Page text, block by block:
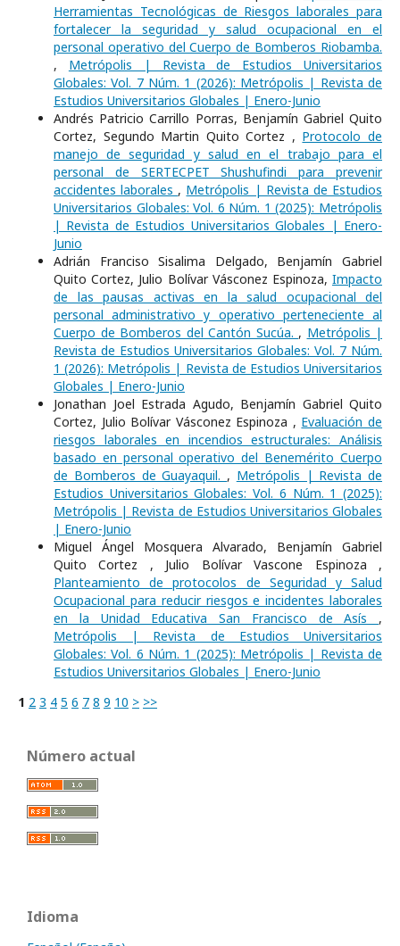
Herramientas Tecnológicas de Riesgos laborales para
fortalecer la seguridad y salud ocupacional en el
personal operativo del Cuerpo de Bomberos Riobamba.
, Metrópolis | Revista de Estudios Universitarios
Globales: Vol. 7 Núm. 1 (2026): Metrópolis | Revista de
Estudios Universitarios Globales | Enero-Junio
Andrés Patricio Carrillo Porras, Benjamín Gabriel Quito
Cortez, Segundo Martin Quito Cortez , Protocolo de
manejo de seguridad y salud en el trabajo para el
personal de SERTECPET Shushufindi para prevenir
accidentes laborales , Metrópolis | Revista de Estudios
Universitarios Globales: Vol. 6 Núm. 1 (2025): Metrópolis
| Revista de Estudios Universitarios Globales | Enero-
Junio
Adrián Franciso Sisalima Delgado, Benjamín Gabriel
Quito Cortez, Julio Bolívar Vásconez Espinoza, Impacto
de las pausas activas en la salud ocupacional del
personal administrativo y operativo perteneciente al
Cuerpo de Bomberos del Cantón Sucúa. , Metrópolis |
Revista de Estudios Universitarios Globales: Vol. 7 Núm.
1 (2026): Metrópolis | Revista de Estudios Universitarios
Globales | Enero-Junio
Jonathan Joel Estrada Agudo, Benjamín Gabriel Quito
Cortez, Julio Bolívar Vásconez Espinoza , Evaluación de
riesgos laborales en incendios estructurales: Análisis
basado en personal operativo del Benemérito Cuerpo
de Bomberos de Guayaquil. , Metrópolis | Revista de
Estudios Universitarios Globales: Vol. 6 Núm. 1 (2025):
Metrópolis | Revista de Estudios Universitarios Globales
| Enero-Junio
Miguel Ángel Mosquera Alvarado, Benjamín Gabriel
Quito Cortez , Julio Bolívar Vascone Espinoza ,
Planteamiento de protocolos de Seguridad y Salud
Ocupacional para reducir riesgos e incidentes laborales
en la Unidad Educativa San Francisco de Asís ,
Metrópolis | Revista de Estudios Universitarios
Globales: Vol. 6 Núm. 1 (2025): Metrópolis | Revista de
Estudios Universitarios Globales | Enero-Junio
1 2 3 4 5 6 7 8 9 10 > >>
Número actual
Idioma